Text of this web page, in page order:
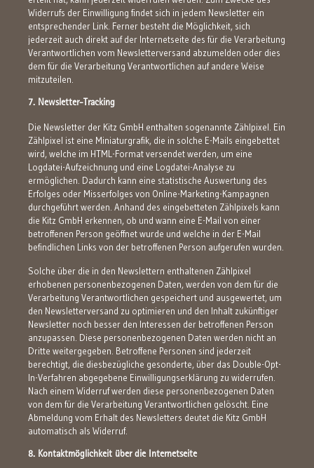
Widerrufs der Einwilligung findet sich in jedem Newsletter ein
entsprechender Link. Ferner besteht die Möglichkeit, sich
jederzeit auch direkt auf der Internetseite des für die Verarbeitung
Verantwortlichen vom Newsletterversand abzumelden oder dies
dem für die Verarbeitung Verantwortlichen auf andere Weise
mitzuteilen.
7. Newsletter-Tracking
Die Newsletter der Kitz GmbH enthalten sogenannte Zählpixel. Ein
Zählpixel ist eine Miniaturgrafik, die in solche E-Mails eingebettet
wird, welche im HTML-Format versendet werden, um eine
Logdatei-Aufzeichnung und eine Logdatei-Analyse zu
ermöglichen. Dadurch kann eine statistische Auswertung des
Erfolges oder Misserfolges von Online-Marketing-Kampagnen
durchgeführt werden. Anhand des eingebetteten Zählpixels kann
die Kitz GmbH erkennen, ob und wann eine E-Mail von einer
betroffenen Person geöffnet wurde und welche in der E-Mail
befindlichen Links von der betroffenen Person aufgerufen wurden.
Solche über die in den Newslettern enthaltenen Zählpixel
erhobenen personenbezogenen Daten, werden von dem für die
Verarbeitung Verantwortlichen gespeichert und ausgewertet, um
den Newsletterversand zu optimieren und den Inhalt zukünftiger
Newsletter noch besser den Interessen der betroffenen Person
anzupassen. Diese personenbezogenen Daten werden nicht an
Dritte weitergegeben. Betroffene Personen sind jederzeit
berechtigt, die diesbezügliche gesonderte, über das Double-Opt-
In-Verfahren abgegebene Einwilligungserklärung zu widerrufen.
Nach einem Widerruf werden diese personenbezogenen Daten
von dem für die Verarbeitung Verantwortlichen gelöscht. Eine
Abmeldung vom Erhalt des Newsletters deutet die Kitz GmbH
automatisch als Widerruf.
8. Kontaktmöglichkeit über die Internetseite